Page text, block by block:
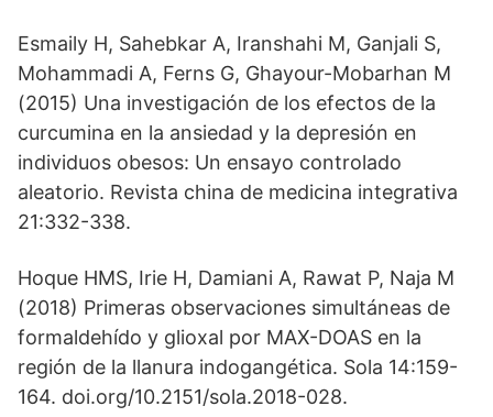
Esmaily H, Sahebkar A, Iranshahi M, Ganjali S,
Mohammadi A, Ferns G, Ghayour-Mobarhan M
(2015) Una investigación de los efectos de la
curcumina en la ansiedad y la depresión en
individuos obesos: Un ensayo controlado
aleatorio. Revista china de medicina integrativa
21:332-338.
Hoque HMS, Irie H, Damiani A, Rawat P, Naja M
(2018) Primeras observaciones simultáneas de
formaldehído y glioxal por MAX-DOAS en la
región de la llanura indogangética. Sola 14:159-
164. doi.org/10.2151/sola.2018-028.